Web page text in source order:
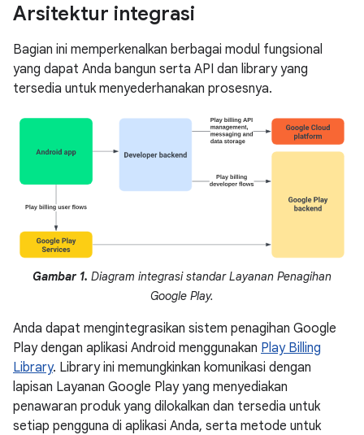
Arsitektur integrasi
Bagian ini memperkenalkan berbagai modul fungsional
yang dapat Anda bangun serta API dan library yang
tersedia untuk menyederhanakan prosesnya.
Gambar 1. Diagram integrasi standar Layanan Penagihan
Google Play.
Anda dapat mengintegrasikan sistem penagihan Google
Play dengan aplikasi Android menggunakan Play Billing
Library. Library ini memungkinkan komunikasi dengan
lapisan Layanan Google Play yang menyediakan
penawaran produk yang dilokalkan dan tersedia untuk
setiap pengguna di aplikasi Anda, serta metode untuk